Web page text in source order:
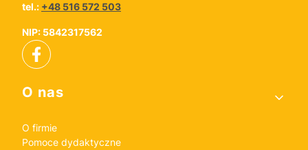
tel.: +48 516 572 503
NIP: 5842317562
Linki w stopce
O nas
O firmie
Pomoce dydaktyczne